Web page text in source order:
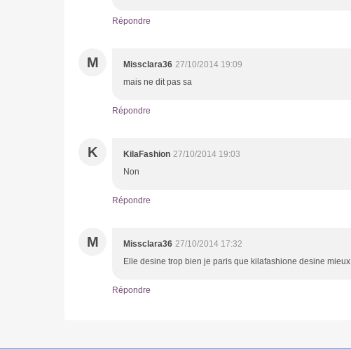
Répondre
M Missclara36 27/10/2014 19:09
mais ne dit pas sa
Répondre
K KilaFashion 27/10/2014 19:03
Non
Répondre
M Missclara36 27/10/2014 17:32
Elle desine trop bien je paris que kilafashione desine mieux
Répondre